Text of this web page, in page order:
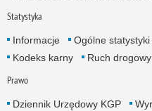
Statystyka
Informacje Ogólne statystyki
Kodeks karny
Ruch drogowy
Prawo
Dziennik Urzędowy KGP